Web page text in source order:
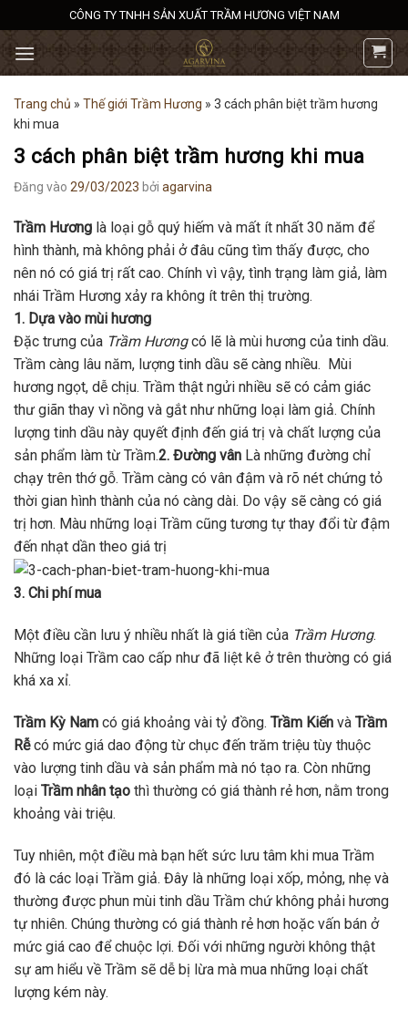
qua
nội
dung
CÔNG TY TNHH SẢN XUẤT TRẦM HƯƠNG VIỆT NAM
Trang chủ » Thế giới Trầm Hương » 3 cách phân biệt trầm hương
khi mua
3 cách phân biệt trầm hương khi mua
Đăng vào 29/03/2023 bởi agarvina
Trầm Hương là loại gỗ quý hiếm và mất ít nhất 30 năm để
hình thành, mà không phải ở đâu cũng tìm thấy được, cho
nên nó có giá trị rất cao. Chính vì vậy, tình trạng làm giả, làm
nhái Trầm Hương xảy ra không ít trên thị trường.
1. Dựa vào mùi hương
Đặc trưng của Trầm Hươngcó lẽ là mùi hương của tinh dầu.
Trầm càng lâu năm, lượng tinh dầu sẽ càng nhiều. Mùi
hương ngọt, dễ chịu. Trầm thật ngửi nhiều sẽ có cảm giác
thư giãn thay vì nồng và gắt như những loại làm giả. Chính
lượng tinh dầu này quyết định đến giá trị và chất lượng của
sản phẩm làm từ Trầm.2. Đường vân Là những đường chỉ
chạy trên thớ gỗ. Trầm càng có vân đậm và rõ nét chứng tỏ
thời gian hình thành của nó càng dài. Do vậy sẽ càng có giá
trị hơn. Màu những loại Trầm cũng tương tự thay đổi từ đậm
đến nhạt dần theo giá trị
3. Chi phí mua
Một điều cần lưu ý nhiều nhất là giá tiền của Trầm Hương.
Những loại Trầm cao cấp như đã liệt kê ở trên thường có giá
khá xa xỉ.
Trầm Kỳ Nam có giá khoảng vài tỷ đồng. Trầm Kiến và Trầm
Rễcó mức giá dao động từ chục đến trăm triệu tùy thuộc
vào lượng tinh dầu và sản phẩm mà nó tạo ra. Còn những
loại Trầm nhân tạo thì thường có giá thành rẻ hơn, nằm trong
khoảng vài triệu.
Tuy nhiên, một điều mà bạn hết sức lưu tâm khi mua Trầm
đó là các loại Trầm giả. Đây là những loại xốp, mỏng, nhẹ và
thường được phun mùi tinh dầu Trầm chứ không phải hương
tự nhiên. Chúng thường có giá thành rẻ hơn hoặc vấn bán ở
mức giá cao để chuộc lợi. Đối với những người không thật
sự am hiểu về Trầm sẽ dễ bị lừa mà mua những loại chất
lượng kém này.